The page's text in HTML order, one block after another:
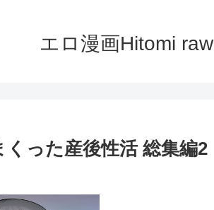
エロ漫画Hitomi raw
った産後性活 総集編2